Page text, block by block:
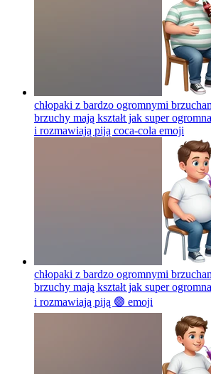
chłopaki z bardzo ogromnymi
brzuchy mają kształt jak super
i rozmawiają piją coca-cola emoji
chłopaki z bardzo ogromnymi
brzuchy mają kształt jak super
i rozmawiają piją 🟣 emoji